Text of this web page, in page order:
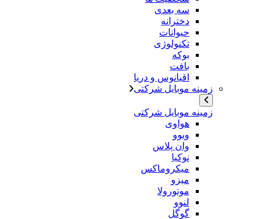
سه بعدی
دخترانه
حیوانات
تکنولوژی
بوکه
بافت
اقیانوس و دریا
زمینه موبایل شرکتی
زمینه موبایل شرکتی
هواوی
ویوو
وان پلاس
نوکیا
میکروماکس
میزو
موتورولا
لنوو
گوگل